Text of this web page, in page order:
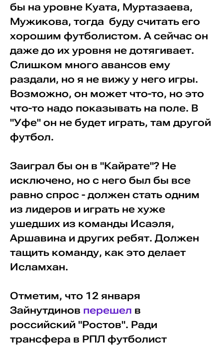
бы на уровне Куата, Муртазаева,
Мужикова, тогда буду считать его
хорошим футболистом. А сейчас он
даже до их уровня не дотягивает.
Слишком много авансов ему
раздали, но я не вижу у него игры.
Возможно, он может что-то, но это
что-то надо показывать на поле. В
"Уфе" он не будет играть, там другой
футбол.
Заиграл бы он в "Кайрате"? Не
исключено, но с него был бы все
равно спрос - должен стать одним
из лидеров и играть не хуже
ушедших из команды Исаэля,
Аршавина и других ребят. Должен
тащить команду, как это делает
Исламхан.
Отметим, что 12 января
Зайнутдинов перешел в
российский "Ростов". Ради
трансфера в РПЛ футболист